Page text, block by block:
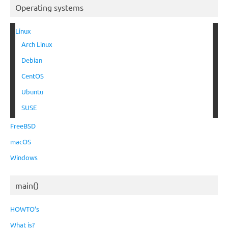
Operating systems
Linux
Arch Linux
Debian
CentOS
Ubuntu
SUSE
FreeBSD
macOS
Windows
main()
HOWTO’s
What is?